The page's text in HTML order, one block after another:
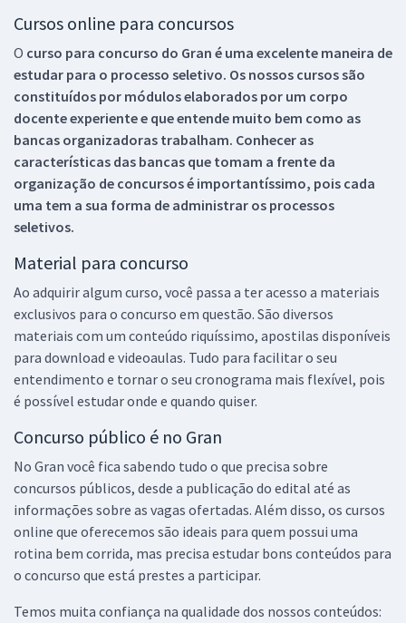
Cursos online para concursos
O curso para concurso do Gran é uma excelente maneira de
estudar para o processo seletivo. Os nossos cursos são
constituídos por módulos elaborados por um corpo
docente experiente e que entende muito bem como as
bancas organizadoras trabalham. Conhecer as
características das bancas que tomam a frente da
organização de concursos é importantíssimo, pois cada
uma tem a sua forma de administrar os processos
seletivos.
Material para concurso
Ao adquirir algum curso, você passa a ter acesso a materiais
exclusivos para o concurso em questão. São diversos
materiais com um conteúdo riquíssimo, apostilas disponíveis
para download e videoaulas. Tudo para facilitar o seu
entendimento e tornar o seu cronograma mais flexível, pois
é possível estudar onde e quando quiser.
Concurso público é no Gran
No Gran você fica sabendo tudo o que precisa sobre
concursos públicos, desde a publicação do edital até as
informações sobre as vagas ofertadas. Além disso, os cursos
online que oferecemos são ideais para quem possui uma
rotina bem corrida, mas precisa estudar bons conteúdos para
o concurso que está prestes a participar.
Temos muita confiança na qualidade dos nossos conteúdos: